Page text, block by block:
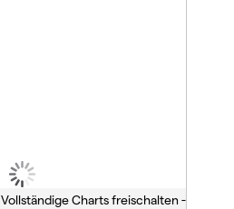
Vollständige Charts freischalten -